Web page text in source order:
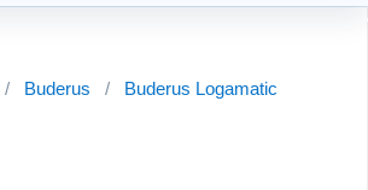
/ Buderus /
Buderus Logamatic